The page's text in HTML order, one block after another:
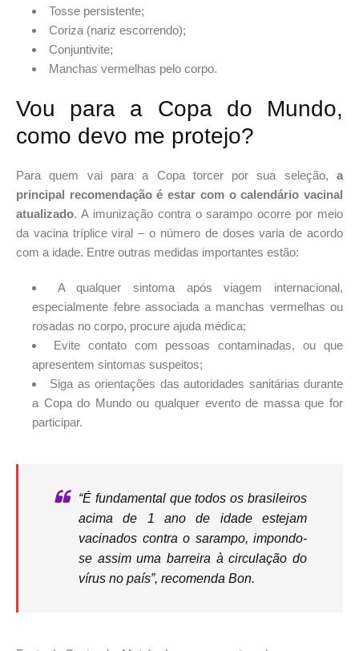
Tosse persistente;
Coriza (nariz escorrendo);
Conjuntivite;
Manchas vermelhas pelo corpo.
Vou para a Copa do Mundo,
como devo me protejo?
Para quem vai para a Copa torcer por sua seleção, a
principal recomendação é estar com o calendário vacinal
atualizado. A imunização contra o sarampo ocorre por meio
da vacina tríplice viral – o número de doses varia de acordo
com a idade. Entre outras medidas importantes estão:
A qualquer sintoma após viagem internacional,
especialmente febre associada a manchas vermelhas ou
rosadas no corpo, procure ajuda médica;
Evite contato com pessoas contaminadas, ou que
apresentem sintomas suspeitos;
Siga as orientações das autoridades sanitárias durante
a Copa do Mundo ou qualquer evento de massa que for
participar.
“É fundamental que todos os brasileiros
acima de 1 ano de idade estejam
vacinados contra o sarampo, impondo-
se assim uma barreira à circulação do
vírus no país”, recomenda Bon.